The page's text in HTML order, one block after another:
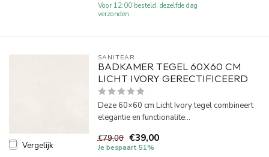
Voor 12:00 besteld, dezelfde dag
verzonden.
Vergelijk
SANITEAR
BADKAMER TEGEL 60X60 CM
LICHT IVORY GERECTIFICEERD
Deze 60×60 cm Licht Ivory tegel combineert
elegantie en functionalite...
€79,00 €39,00
Je bespaart 51%